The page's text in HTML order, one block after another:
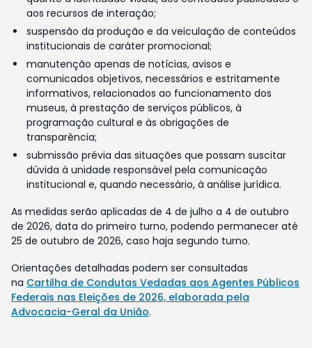
aos recursos de interação;
suspensão da produção e da veiculação de conteúdos
institucionais de caráter promocional;
manutenção apenas de notícias, avisos e
comunicados objetivos, necessários e estritamente
informativos, relacionados ao funcionamento dos
museus, à prestação de serviços públicos, à
programação cultural e às obrigações de
transparência;
submissão prévia das situações que possam suscitar
dúvida à unidade responsável pela comunicação
institucional e, quando necessário, à análise jurídica.
As medidas serão aplicadas de 4 de julho a 4 de outubro
de 2026, data do primeiro turno, podendo permanecer até
25 de outubro de 2026, caso haja segundo turno.
Orientações detalhadas podem ser consultadas
na Cartilha de Condutas Vedadas aos Agentes Públicos
Federais nas Eleições de 2026, elaborada pela
Advocacia-Geral da União.